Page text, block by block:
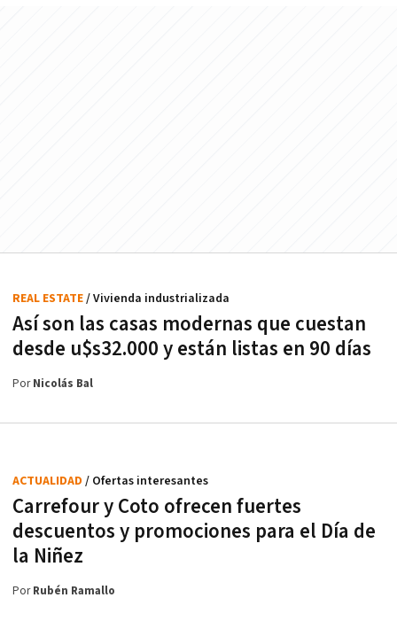
Así son las casas modernas que cuestan
desde u$s32.000 y están listas en 90 días
REAL ESTATE/ Vivienda industrializada
PorNicolás Bal
Carrefour y Coto ofrecen fuertes
descuentos y promociones para el Día de
la Niñez
ACTUALIDAD / Ofertas interesantes
PorRubén Ramallo